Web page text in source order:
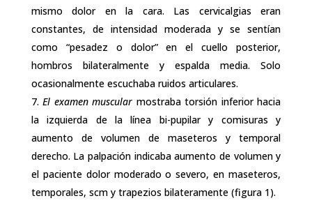
mismo dolor en la cara. Las cervicalgias eran
constantes, de intensidad moderada y se sentían
como “pesadez o dolor” en el cuello posterior,
hombros bilateralmente y espalda media. Solo
ocasionalmente escuchaba ruidos articulares.
El examen muscular mostraba torsión inferior hacia
la izquierda de la línea bi-pupilar y comisuras y
aumento de volumen de maseteros y temporal
derecho. La palpación indicaba aumento de volumen y
el paciente dolor moderado o severo, en maseteros,
temporales, scm y trapezios bilateramente (figura 1).